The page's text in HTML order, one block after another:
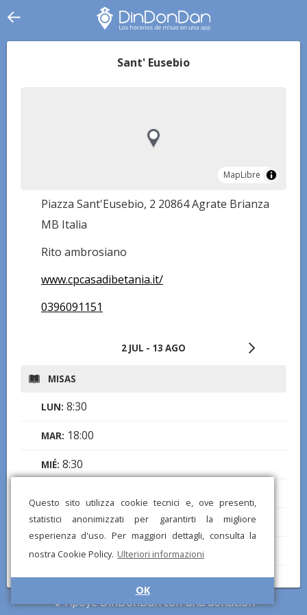
Questo sito utilizza cookie tecnici e, ove presenti,
statistici anonimizzati per garantirti la migliore
esperienza d'uso. Per maggiori dettagli, consulta la
nostra Cookie Policy. Ulteriori informazioni
OK
Sant' Eusebio
MapLibre
MapLibre
Piazza Sant'Eusebio, 2 20864 Agrate Brianza
MB Italia
Rito ambrosiano
www.cpcasadibetania.it/
0396091151
2 JUL - 13 AGO
MISAS
LUN: 8:30
MAR: 18:00
MIÉ: 8:30
VIE:8:30
SÁB: 17:30
DOM: 10:30,18:00
CONFESIONES
Apoye DinDonDan con una donación